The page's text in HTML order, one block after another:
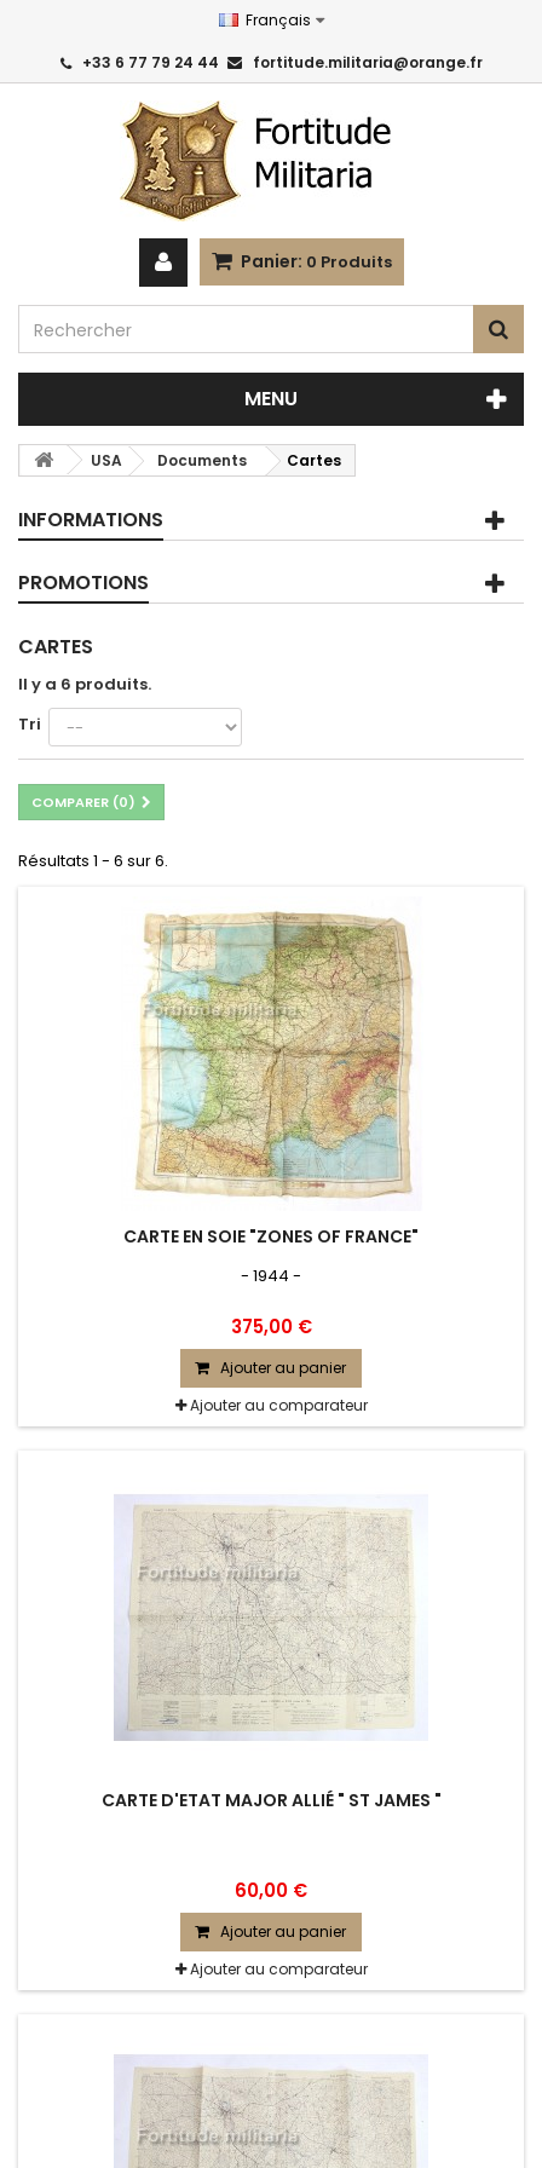
Français
+33 6 77 79 24 44 fortitude.militaria@orange.fr
Panier: 0 Produits
MENU
USA Documents Cartes
INFORMATIONS
PROMOTIONS
CARTES
Il y a 6 produits.
Tri
COMPARER (0)
Résultats 1 - 6 sur 6.
CARTE EN SOIE "ZONES OF FRANCE"
- 1944 -
375,00 €
Ajouter au panier
Ajouter au comparateur
CARTE D'ETAT MAJOR ALLIÉ " ST JAMES "
60,00 €
Ajouter au panier
Ajouter au comparateur